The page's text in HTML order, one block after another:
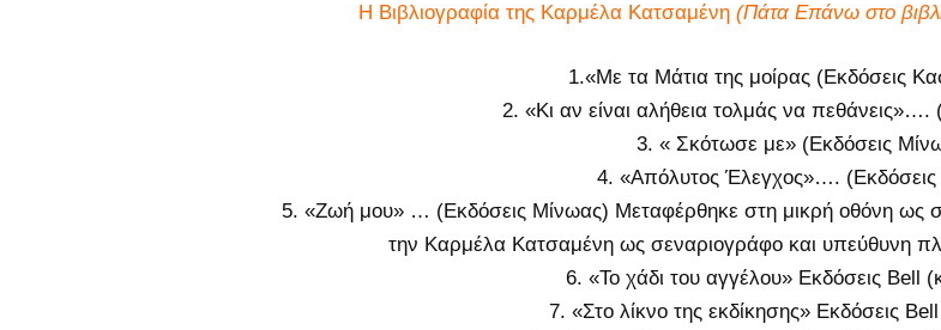
Η Βιβλιογραφία της Καρμέλα Κατσαμένη (Πάτα Επάνω στο
1.«Με τα Μάτια της μοίρας (Εκδόσεις
2. «Κι αν είναι αλήθεια τολμάς να
3. « Σκότωσε με» (Εκδόσεις
4. «Απόλυτος Έλεγχος»…. (Εκδόσεις
5. «Ζωή μου» … (Εκδόσεις Μίνωας) Μεταφέρθηκε στη μικρή οθόνη ως
την Καρμέλα Κατσαμένη ως σεναριογράφο και υπεύθυνη
6. «Το χάδι του αγγέλου» Εκδόσεις Bell
7. «Στο λίκνο της εκδίκησης» Εκδόσεις